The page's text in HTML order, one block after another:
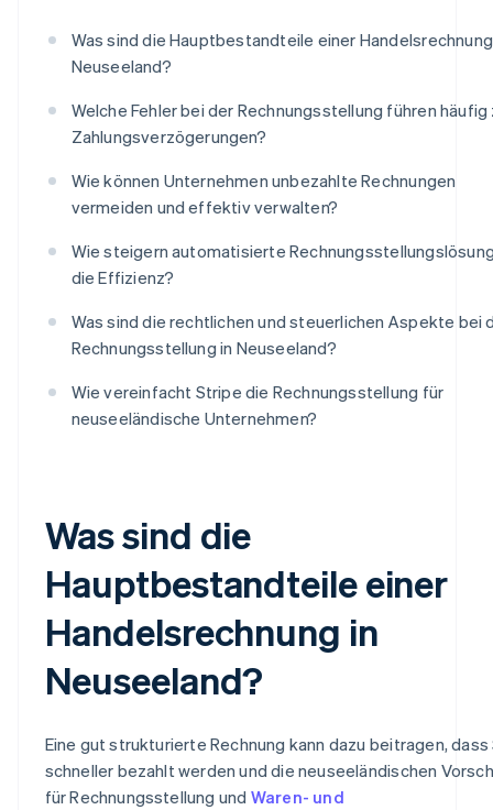
Was sind die Hauptbestandteile einer
Neuseeland?
Welche Fehler bei der Rechnungsstellung führen häufig
Zahlungsverzögerungen?
Wie können Unternehmen unbezahlte Rechnungen
vermeiden und effektiv verwalten?
Wie steigern automatisierte
die Effizienz?
Was sind die rechtlichen und steuerlichen Aspekte bei
Rechnungsstellung in Neuseeland?
Wie vereinfacht Stripe die Rechnungsstellung für
neuseeländische Unternehmen?
Was sind die
Hauptbestandteile einer
Handelsrechnung in
Neuseeland?
Eine gut strukturierte Rechnung kann dazu beitragen, dass
schneller bezahlt werden und die neuseeländischen
für Rechnungsstellung und Waren- und